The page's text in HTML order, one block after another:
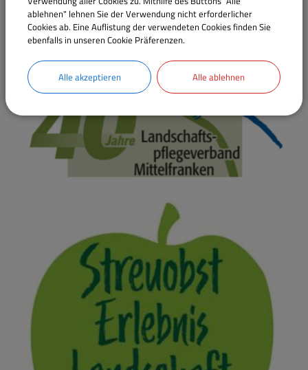
Detaillierte Ausführungen gibt es auf der Homepage
www.streuobsterlebnislandschaft.de
ablehnen" lehnen Sie der Verwendung nicht erforderlicher
Cookies ab. Eine Auflistung der verwendeten Cookies finden Sie
ebenfalls in unseren Cookie Präferenzen.
Alle akzeptieren Alle ablehnen